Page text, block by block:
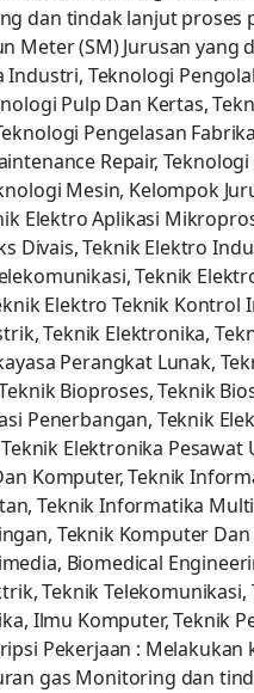
dan tindak lanjut proses
Meter (SM) Jurusan yang
Industri, Teknologi
Pulp Dan Kertas,
Pengelasan
Repair,
Mesin, Kelompok
Elektro Aplikasi
Divais, Teknik Elektro
Teknik
Elektro Teknik Kontrol
Teknik Elektronika,
Perangkat Lunak,
Bioproses, Teknik
Penerbangan, Teknik
Elektronika Pesawat
Komputer, Teknik
Teknik Informatika
Teknik Komputer
Biomedical
Teknik Telekomunikasi,
Ilmu Komputer, Teknik
Pekerjaan : Melakukan
gas Monitoring dan